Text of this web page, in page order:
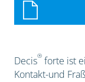
Decis®forte ist
Kontakt-und